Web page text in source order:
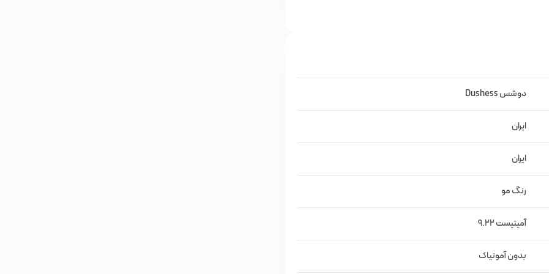
دوشس Dushess
ایران
ایران
رنگ مو
آمیتیست 9.22
بدون آمونیاک